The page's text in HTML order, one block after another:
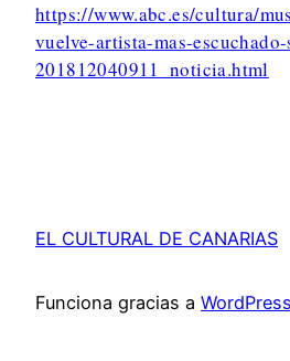
https://www.abc.es/cultura/
vuelve-artista-mas-
201812040911_noticia.html
EL CULTURAL DE CANARIAS
Funciona gracias a WordPress